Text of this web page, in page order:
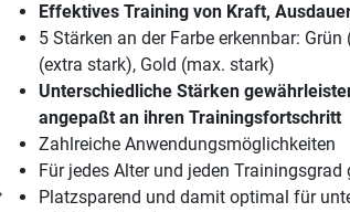
Effektives Training von Kraft,
5 Stärken an der Farbe erkennbar:
(extra stark), Gold (max. stark)
Unterschiedliche Stärken
angepaßt an ihren Trainingsfortschritt
Zahlreiche Anwendungsmöglichkeiten
Für jedes Alter und jeden Trainingsgrad
Platzsparend und damit optimal für